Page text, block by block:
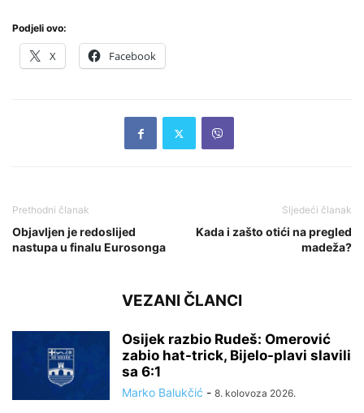
Podjeli ovo:
X Facebook
Prethodni članak
Objavljen je redoslijed
nastupa u finalu Eurosonga
Sljedeći članak
Kada i zašto otići na pregled
madeža?
VEZANI ČLANCI
Osijek razbio Rudeš: Omerović
zabio hat-trick, Bijelo-plavi slavili
sa 6:1
Marko Balukčić - 8. kolovoza 2026.